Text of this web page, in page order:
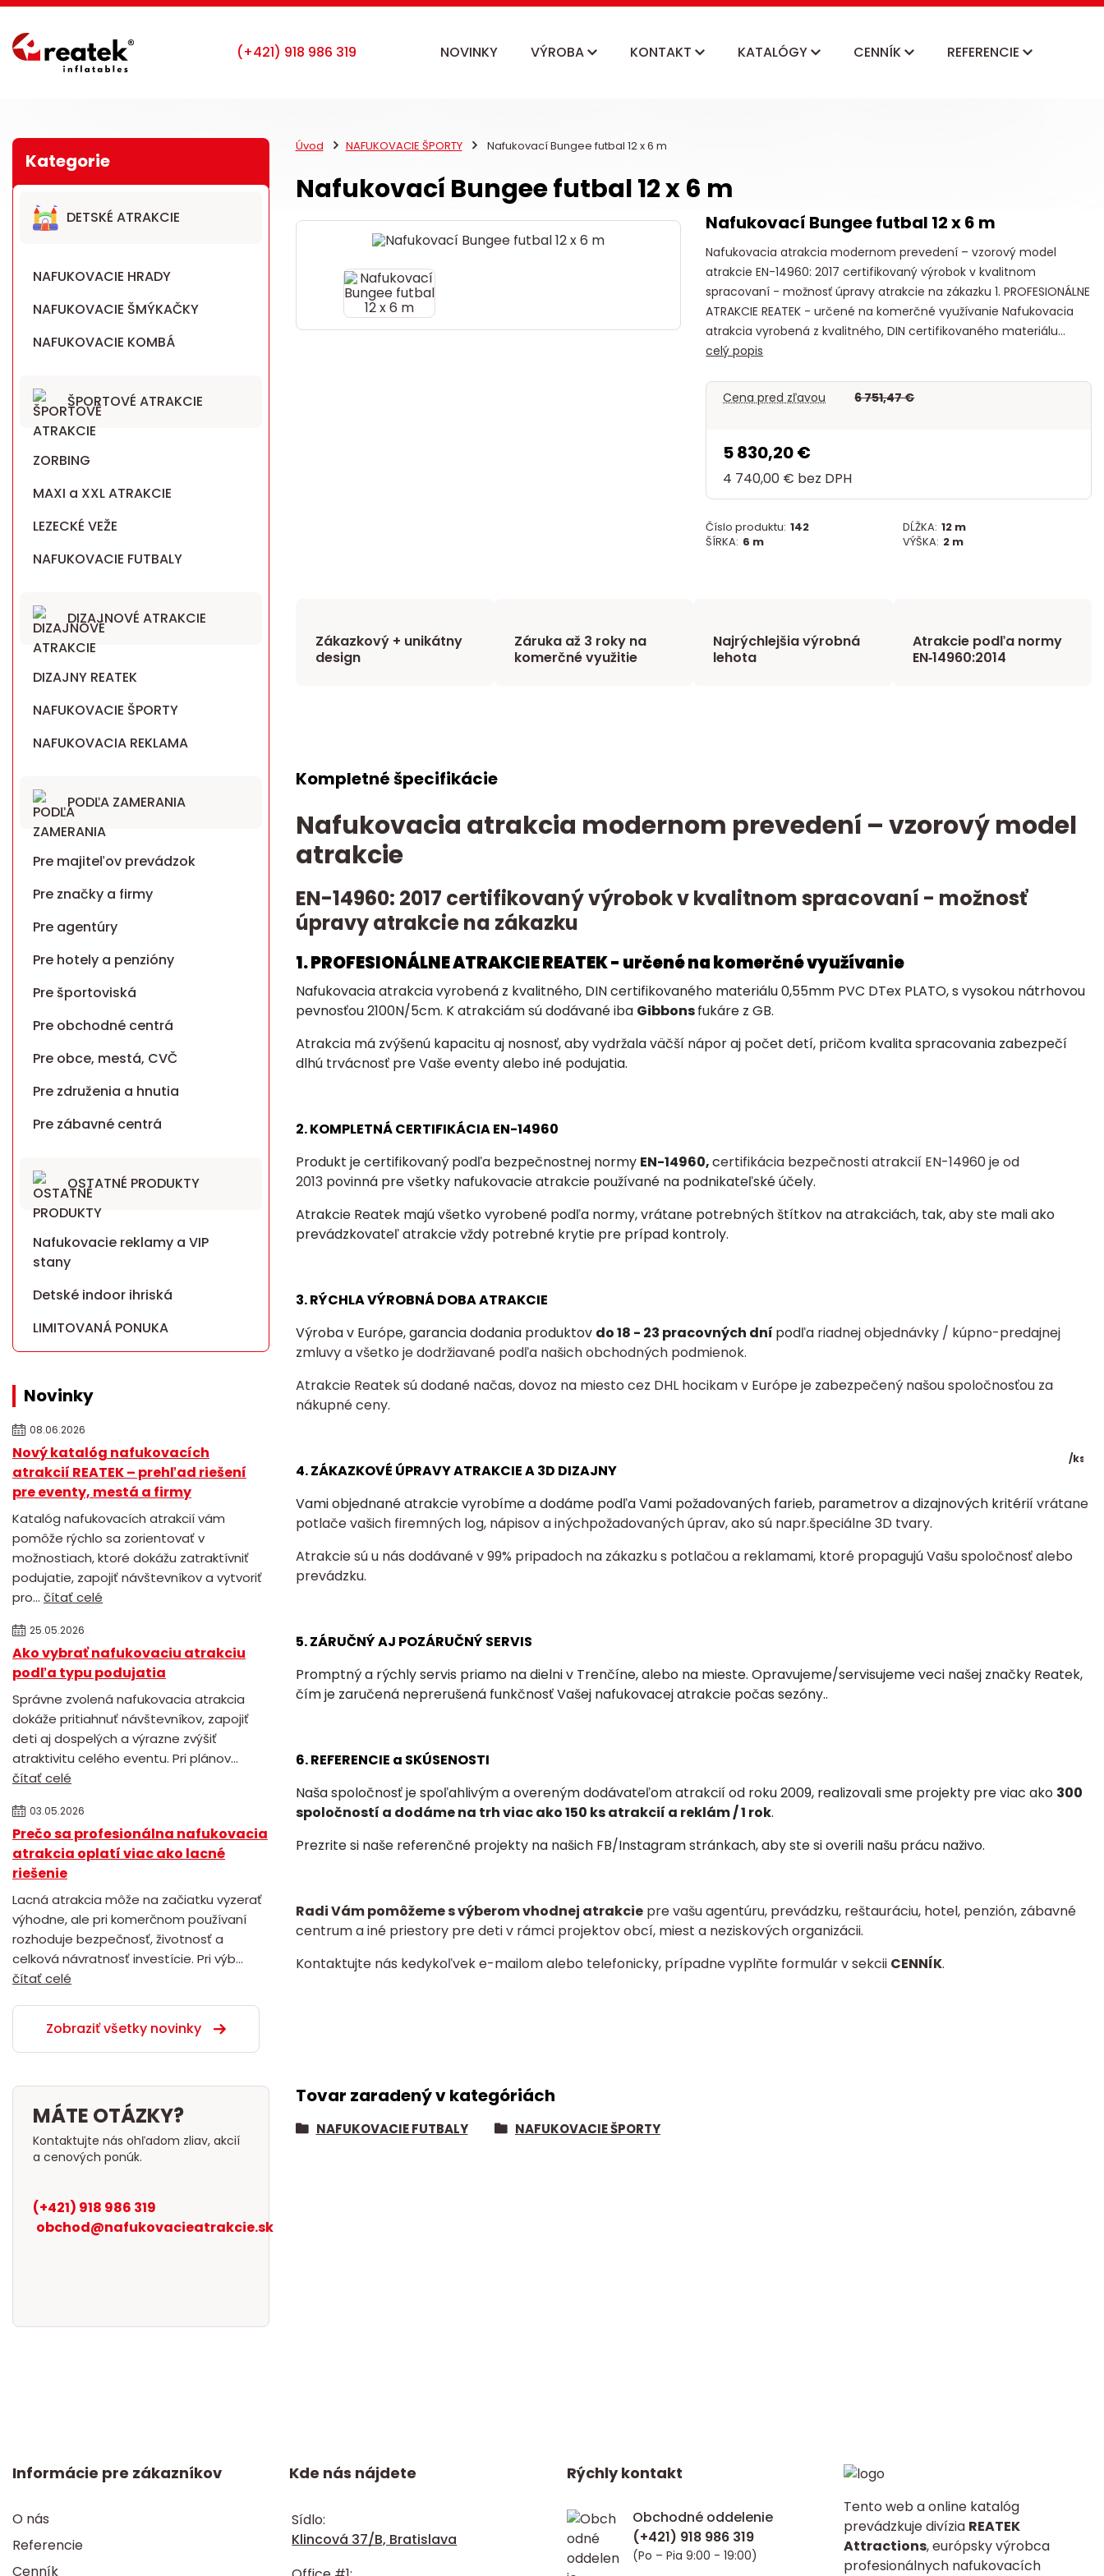
NOVINKY VÝROBA KONTAKT KATALÓGY CENNÍK REFERENCIE
DETSKÉ ATRAKCIE
NAFUKOVACIE HRADY
NAFUKOVACIE ŠMÝKAČKY
NAFUKOVACIE KOMBÁ
ŠPORTOVÉ ATRAKCIE
ZORBING
MAXI a XXL ATRAKCIE
LEZECKÉ VEŽE
NAFUKOVACIE FUTBALY
DIZAJNOVÉ ATRAKCIE
DIZAJNY REATEK
NAFUKOVACIE ŠPORTY
NAFUKOVACIA REKLAMA
PODĽA ZAMERANIA
Pre majiteľov prevádzok
Pre značky a firmy
Pre agentúry
Pre hotely a penzióny
Pre športoviská
Pre obchodné centrá
Pre obce, mestá, CVČ
Pre združenia a hnutia
Pre zábavné centrá
OSTATNÉ PRODUKTY
Nafukovacie reklamy a VIP
stany
Detské indoor ihriská
LIMITOVANÁ PONUKA
Novinky
08.06.2026
Nový katalóg nafukovacích
atrakcií REATEK – prehľad riešení
pre eventy, mestá a firmy
Katalóg nafukovacích atrakcií vám
pomôže rýchlo sa zorientovať v
možnostiach, ktoré dokážu zatraktívniť
podujatie, zapojiť návštevníkov a vytvoriť
pro... čítať celé
25.05.2026
Ako vybrať nafukovaciu atrakciu
podľa typu podujatia
Správne zvolená nafukovacia atrakcia
dokáže pritiahnuť návštevníkov, zapojiť
deti aj dospelých a výrazne zvýšiť
atraktivitu celého eventu. Pri plánov...
čítať celé
03.05.2026
Prečo sa profesionálna nafukovacia
atrakcia oplatí viac ako lacné
riešenie
Lacná atrakcia môže na začiatku vyzerať
výhodne, ale pri komerčnom používaní
rozhoduje bezpečnosť, životnosť a
celková návratnosť investície. Pri výb...
čítať celé
Zobraziť všetky novinky
MÁTE OTÁZKY?
Kontaktujte nás ohľadom zliav, akcií
a cenových ponúk.
(+421) 918 986 319
obchod@nafukovacieatrakcie.sk
Úvod NAFUKOVACIE ŠPORTY Nafukovací Bungee futbal 12 x 6 m
Nafukovací Bungee futbal 12 x 6 m
Nafukovací Bungee futbal 12 x 6 m
Nafukovacia atrakcia modernom prevedení – vzorový model
atrakcie EN-14960: 2017 certifikovaný výrobok v kvalitnom
spracovaní - možnosť úpravy atrakcie na zákazku 1. PROFESIONÁLNE
ATRAKCIE REATEK - určené na komerčné využívanie Nafukovacia
atrakcia vyrobená z kvalitného, DIN certifikovaného materiálu...
celý popis
Cena pred zľavou 6 751,47 €
5 830,20 €
/ks
4 740,00 € bez DPH
Číslo produktu: 142 DĹŽKA: 12 m
ŠÍRKA: 6 m VÝŠKA: 2 m
Zákazkový + unikátny
design
Záruka až 3 roky na
komerčné využitie
Najrýchlejšia výrobná
lehota
Atrakcie podľa normy
EN‑14960:2014
Kompletné špecifikácie
Nafukovacia atrakcia modernom prevedení – vzorový model
atrakcie
EN-14960: 2017 certifikovaný výrobok v kvalitnom spracovaní - možnosť
úpravy atrakcie na zákazku
1. PROFESIONÁLNE ATRAKCIE REATEK - určené na komerčné využívanie
Nafukovacia atrakcia vyrobená z kvalitného, DIN certifikovaného materiálu 0,55mm PVC DTex PLATO, s vysokou nátrhovou
pevnosťou 2100N/5cm. K atrakciám sú dodávané iba Gibbonsfukáre z GB.
Atrakcia má zvýšenú kapacitu aj nosnosť, aby vydržala väčší nápor aj počet detí, pričom kvalita spracovania zabezpečí
dlhú trvácnosť pre Vaše eventy alebo iné podujatia.
2. KOMPLETNÁ CERTIFIKÁCIA EN-14960
Produkt je certifikovaný podľa bezpečnostnej normy EN-14960,certifikácia bezpečnosti atrakcií EN-14960 je od
2013 povinná pre všetky nafukovacie atrakcie používané na podnikateľské účely.
Atrakcie Reatek majú všetko vyrobené podľa normy, vrátane potrebných štítkov na atrakciách, tak, aby ste mali ako
prevádzkovateľ atrakcie vždy potrebné krytie pre prípad kontroly.
3. RÝCHLA VÝROBNÁ DOBA ATRAKCIE
Výroba v Európe, garancia dodania produktov do 18 - 23 pracovných dní podľa riadnej objednávky / kúpno-predajnej
zmluvy a všetko je dodržiavané podľa našich obchodných podmienok.
Atrakcie Reatek sú dodané načas, dovoz na miesto cez DHL hocikam v Európe je zabezpečený našou spoločnosťou za
nákupné ceny.
4. ZÁKAZKOVÉ ÚPRAVY ATRAKCIE A 3D DIZAJNY
Vami objednané atrakcie vyrobíme a dodáme podľa Vami požadovaných farieb, parametrov a dizajnových kritériívrátane
potlače vašich firemných log, nápisov a inýchpožadovaných úprav, ako sú napr.špeciálne 3D tvary.
Atrakcie sú u nás dodávané v 99% pripadoch na zákazku s potlačou a reklamami, ktoré propagujú Vašu spoločnosť alebo
prevádzku.
5. ZÁRUČNÝ AJ POZÁRUČNÝ SERVIS
Promptný a rýchly servis priamo na dielni v Trenčíne, alebo na mieste. Opravujeme/servisujeme veci našej značky Reatek,
čím je zaručená neprerušená funkčnosť Vašej nafukovacej atrakcie počas sezóny..
6. REFERENCIE a SKÚSENOSTI
Naša spoločnosť je spoľahlivým a overeným dodávateľom atrakcií od roku 2009, realizovalisme projekty pre viac ako 300
spoločností a dodáme na trh viac ako 150 ks atrakcií a reklám / 1 rok.
Prezrite si naše referenčné projekty na našich FB/Instagram stránkach, aby ste si overili našu prácu naživo.
Radi Vám pomôžeme s výberom vhodnej atrakciepre vašu agentúru, prevádzku, reštauráciu, hotel, penzión, zábavné
centrum a iné priestory pre deti v rámci projektov obcí, miest a neziskových organizácii.
Kontaktujte nás kedykoľvek e-mailom alebo telefonicky, prípadne vyplňte formulár v sekcii CENNÍK.
Tovar zaradený v kategóriách
NAFUKOVACIE FUTBALY NAFUKOVACIE ŠPORTY
Informácie pre zákazníkov
O nás
Referencie
Cenník
Kde nás nájdete
Sídlo:
Klincová 37/B, Bratislava
Tento web a online katalóg
prevádzkuje divízia REATEK
Attractions, európsky výrobca
profesionálnych nafukovacích
Rýchly kontakt
Obchodné oddelenie
(Po – Pia 9:00 - 19:00)